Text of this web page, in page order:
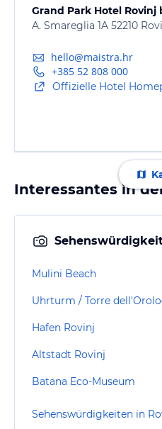
Grand Park Hotel Rovinj
A. Smareglia 1A 52210
hello@maistra.hr
+385 52 808 000
Offizielle Hotel
Interessantes in
Mulini Beach
Uhrturm / Torre
Hafen Rovinj
Altstadt Rovinj
Batana Eco-Museum
Sehenswürdigkeiten in